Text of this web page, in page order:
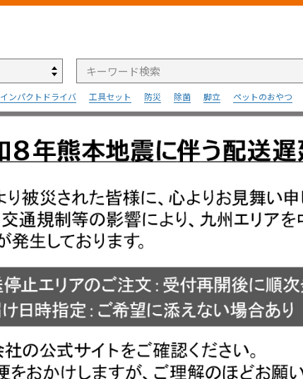
インパクトドライバ 工具セット 防災 除菌 脚立 ペットのおやつ